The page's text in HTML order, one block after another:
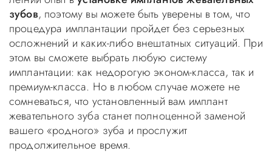
зубов, поэтому вы можете быть уверены в том, что
процедура имплантации пройдет без серьезных
осложнений и каких-либо внештатных ситуаций. При
этом вы сможете выбрать любую систему
имплантации: как недорогую эконом-класса, так и
премиум-класса. Но в любом случае можете не
сомневаться, что установленный вам имплант
жевательного зуба станет полноценной заменой
вашего «родного» зуба и прослужит
продолжительное время.